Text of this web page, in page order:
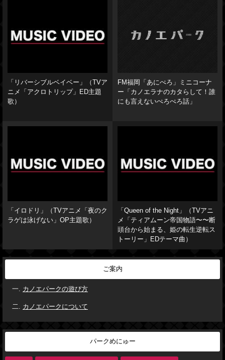
「リバーシブルベイベー」（TVア
ニメ「アクロトリップ」ED主題
歌）
FM福岡「あにぺろ」ミニコーナ
ー「カノエラナのカタらして！誰
にも言えないぺろぺろ話」
「イロドリ」（TVアニメ「夜のク
ラゲは泳げない」OP主題歌）
「Queen of the Night」（TVアニ
メ「ティアムーン帝国物語〜〜断
頭台から始まる、姫の転生逆転ス
トーリー」EDテーマ曲）
ご案内
カノエパークの遊び方
カノエパークについて
パークめにゅー